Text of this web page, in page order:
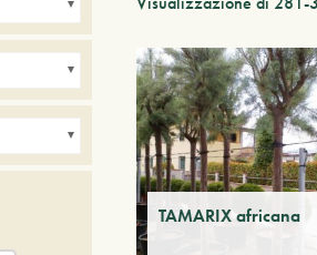
TAMARIX africana